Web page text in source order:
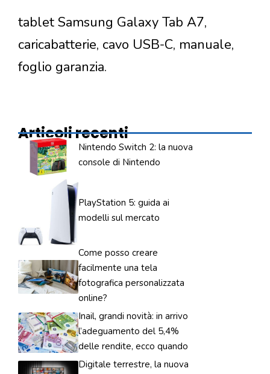
tablet Samsung Galaxy Tab A7,
caricabatterie, cavo USB-C, manuale,
foglio garanzia.
Articoli recenti
Nintendo Switch 2: la nuova
console di Nintendo
PlayStation 5: guida ai
modelli sul mercato
Come posso creare
facilmente una tela
fotografica personalizzata
online?
Inail, grandi novità: in arrivo
l’adeguamento del 5,4%
delle rendite, ecco quando
Digitale terrestre, la nuova